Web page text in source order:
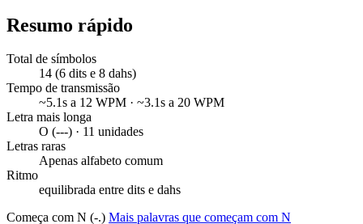
Resumo rápido
Total de símbolos
14 (6 dits e 8 dahs)
Tempo de transmissão
~5.1s a 12 WPM · ~3.1s a 20 WPM
Letra mais longa
O (---) · 11 unidades
Letras raras
Apenas alfabeto comum
Ritmo
equilibrada entre dits e dahs
Começa com N (-.) Mais palavras que começam com N